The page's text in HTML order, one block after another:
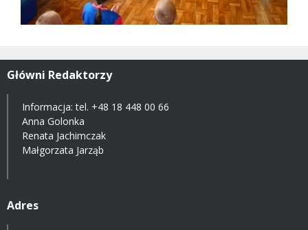
Główni Redaktorzy
Informacja: tel. +48 18 448 00 66
Anna Golonka
Renata Jachimczak
Małgorzata Jarząb
Adres